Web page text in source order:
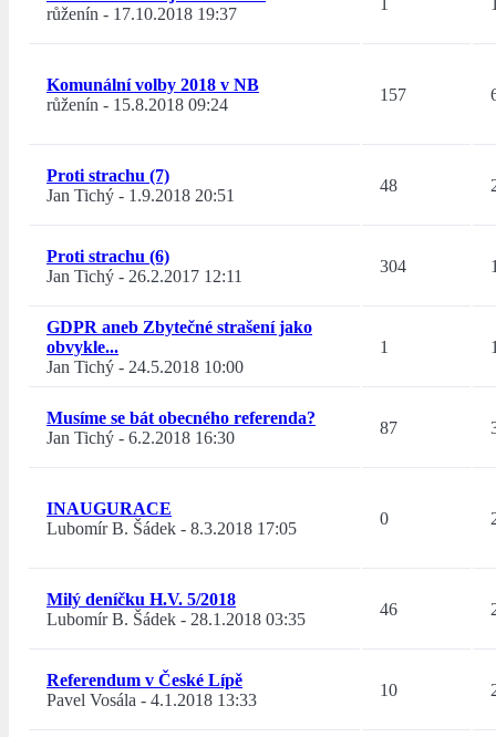
růženín - 17.10.2018 19:37
1
Komunální volby 2018 v NB
růženín - 15.8.2018 09:24
157
Proti strachu (7)
Jan Tichý - 1.9.2018 20:51
48
Proti strachu (6)
Jan Tichý - 26.2.2017 12:11
304
GDPR aneb Zbytečné strašení jako
obvykle...
Jan Tichý - 24.5.2018 10:00
1
Musíme se bát obecného referenda?
Jan Tichý - 6.2.2018 16:30
87
INAUGURACE
Lubomír B. Šádek - 8.3.2018 17:05
0
Milý deníčku H.V. 5/2018
Lubomír B. Šádek - 28.1.2018 03:35
46
Referendum v České Lípě
Pavel Vosála - 4.1.2018 13:33
10